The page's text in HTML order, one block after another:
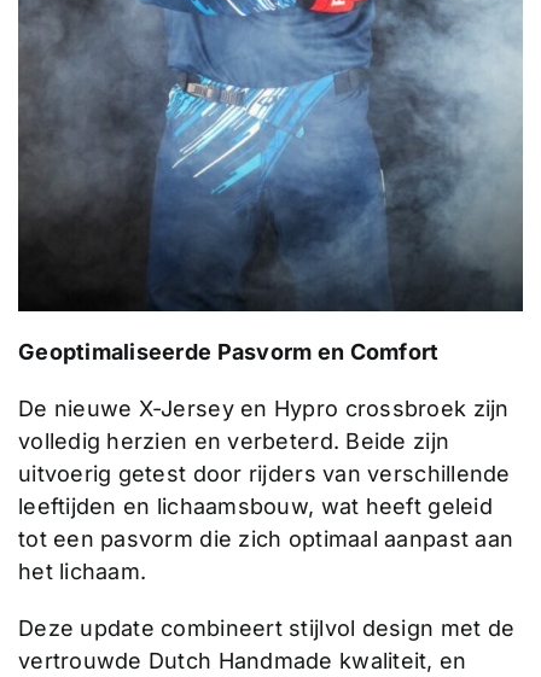
Geoptimaliseerde Pasvorm en Comfort
De nieuwe X-Jersey en Hypro crossbroek zijn
volledig herzien en verbeterd. Beide zijn
uitvoerig getest door rijders van verschillende
leeftijden en lichaamsbouw, wat heeft geleid
tot een pasvorm die zich optimaal aanpast aan
het lichaam.
Deze update combineert stijlvol design met de
vertrouwde Dutch Handmade kwaliteit, en